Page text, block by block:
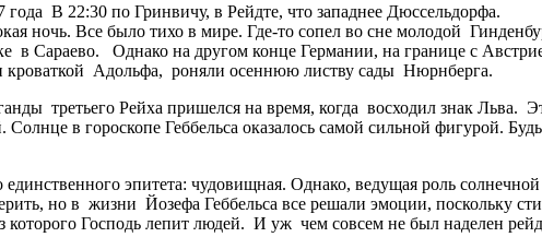
года В 22:30 по Гринвичу, в Рейдте, что западнее Дюссельдорфа.
ночь. Все было тихо в мире. Где-то сопел во сне молодой
Сараево. Однако на другом конце Германии, на границе с
Адольфа, роняли осеннюю листву сады Нюрнберга.
третьего Рейха пришелся на время, когда восходил знак Льва.
в гороскопе Геббельса оказалось самой сильной фигурой.
единственного эпитета: чудовищная. Однако, ведущая роль
но в жизни Йозефа Геббельса все решали эмоции, поскольку
которого Господь лепит людей. И уж чем совсем не был наделен